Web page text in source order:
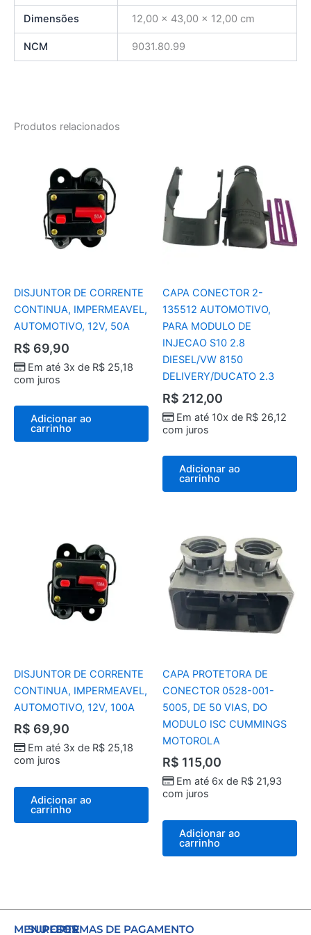
Dimensões 12,00 × 43,00 × 12,00 cm
NCM 9031.80.99
Produtos relacionados
DISJUNTOR DE CORRENTE
CONTINUA, IMPERMEAVEL,
AUTOMOTIVO, 12V, 50A
R$ 69,90
Em até 3x de R$25,18
com juros
Adicionar ao
carrinho
CAPA CONECTOR 2-
135512 AUTOMOTIVO,
PARA MODULO DE
INJECAO S10 2.8
DIESEL/VW 8150
DELIVERY/DUCATO 2.3
R$ 212,00
Em até 10x de R$26,12
com juros
Adicionar ao
carrinho
DISJUNTOR DE CORRENTE
CONTINUA, IMPERMEAVEL,
AUTOMOTIVO, 12V, 100A
R$ 69,90
Em até 3x de R$25,18
com juros
Adicionar ao
carrinho
CAPA PROTETORA DE
CONECTOR 0528-001-
5005, DE 50 VIAS, DO
MODULO ISC CUMMINGS
MOTOROLA
R$ 115,00
Em até 6x de R$21,93
com juros
Adicionar ao
carrinho
MENU
SUPORTE
REDES
FORMAS DE PAGAMENTO